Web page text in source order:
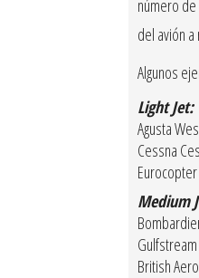
número
del avión
Algunos
Light Jet:
Agusta
Cessna
Eurocopter
Medium
British